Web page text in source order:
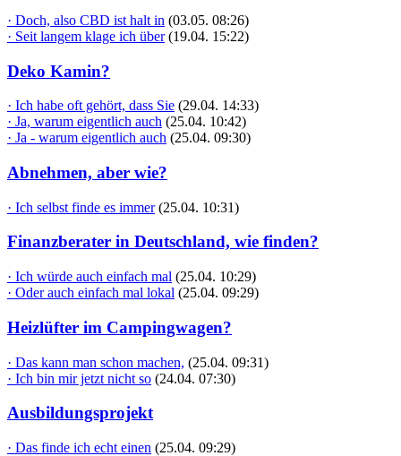
· Doch, also CBD ist halt in (03.05. 08:26)
· Seit langem klage ich über (19.04. 15:22)
Deko Kamin?
· Ich habe oft gehört, dass Sie (29.04. 14:33)
· Ja, warum eigentlich auch (25.04. 10:42)
· Ja - warum eigentlich auch (25.04. 09:30)
Abnehmen, aber wie?
· Ich selbst finde es immer (25.04. 10:31)
Finanzberater in Deutschland, wie finden?
· Ich würde auch einfach mal (25.04. 10:29)
· Oder auch einfach mal lokal (25.04. 09:29)
Heizlüfter im Campingwagen?
· Das kann man schon machen, (25.04. 09:31)
· Ich bin mir jetzt nicht so (24.04. 07:30)
Ausbildungsprojekt
· Das finde ich echt einen (25.04. 09:29)